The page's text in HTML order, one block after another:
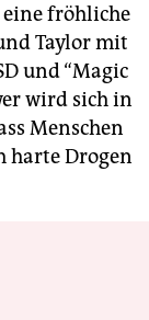
eine fröhliche
Taylor mit
und “Magic
wird sich in
Menschen
harte Drogen